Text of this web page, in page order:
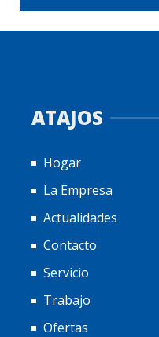
ATAJOS
Hogar
La Empresa
Actualidades
Contacto
Servicio
Trabajo
Ofertas